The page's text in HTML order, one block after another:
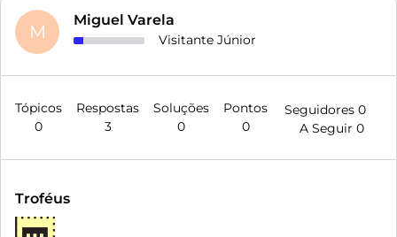
M
Miguel Varela
Visitante Júnior
Tópicos
0
Respostas
3
Soluções
0
Pontos
0
Seguidores 0
A Seguir 0
Troféus